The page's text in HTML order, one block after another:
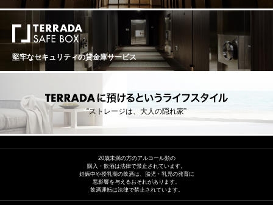
堅牢なセキュリティの貸金庫サービス
“ストレージは、大人の隠れ家”
20歳未満の方のアルコール類の
購入・飲酒は法律で禁止されています。
妊娠中や授乳期の飲酒は、胎児・乳児の発育に
悪影響を与えるおそれがあります。
飲酒運転は法律で禁止されています。